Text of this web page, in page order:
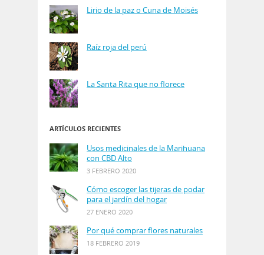
Lirio de la paz o Cuna de Moisés
Raíz roja del perú
La Santa Rita que no florece
ARTÍCULOS RECIENTES
Usos medicinales de la Marihuana
con CBD Alto
3 FEBRERO 2020
Cómo escoger las tijeras de podar
para el jardín del hogar
27 ENERO 2020
Por qué comprar flores naturales
18 FEBRERO 2019